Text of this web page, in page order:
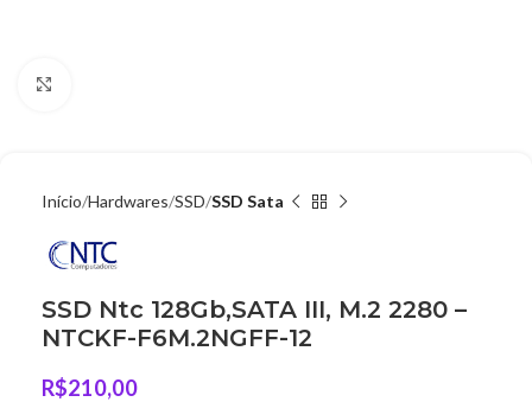
Início Hardwares SSD SSD Sata
SSD Ntc 128Gb,SATA III, M.2 2280 –
NTCKF-F6M.2NGFF-12
R$210,00